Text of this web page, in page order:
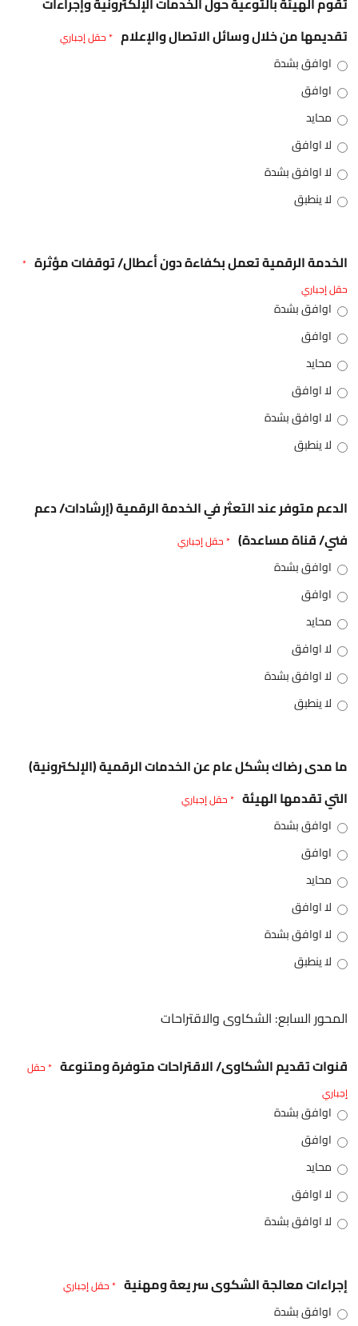
تقديمها من خلال وسائل الاتصال والإعلام * حقل إجباري
اوافق بشدة
اوافق
محايد
لا اوافق
لا اوافق بشدة
لا ينطبق
الخدمة الرقمية تعمل بكفاءة دون أعطال/ توقفات مؤثرة *
حقل إجباري
اوافق بشدة
اوافق
محايد
لا اوافق
لا اوافق بشدة
لا ينطبق
الدعم متوفر عند التعثر في الخدمة الرقمية (إرشادات/ دعم
فني/ قناة مساعدة) * حقل إجباري
اوافق بشدة
اوافق
محايد
لا اوافق
لا اوافق بشدة
لا ينطبق
ما مدى رضاك بشكل عام عن الخدمات الرقمية (الإلكترونية)
التي تقدمها الهيئة * حقل إجباري
اوافق بشدة
اوافق
محايد
لا اوافق
لا اوافق بشدة
لا ينطبق
المحور السابع: الشكاوى والاقتراحات
قنوات تقديم الشكاوى/ الاقتراحات متوفرة ومتنوعة * حقل
إجباري
اوافق بشدة
اوافق
محايد
لا اوافق
لا اوافق بشدة
إجراءات معالجة الشكوى سريعة ومهنية * حقل إجباري
اوافق بشدة